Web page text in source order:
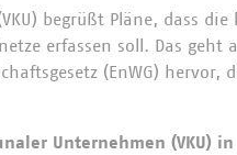
begrüßt Pläne, dass die
erfassen soll. Das geht
(EnWG) hervor,
Unternehmen (VKU)